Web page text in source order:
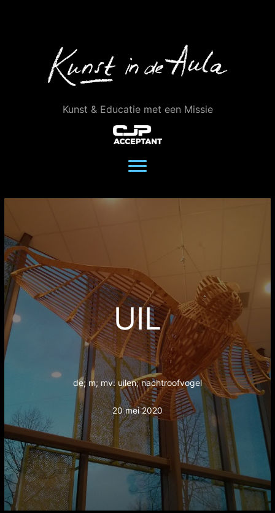
Kunst & Educatie met een Missie
UIL
de; m; mv: uilen; nachtroofvogel
20 mei 2020